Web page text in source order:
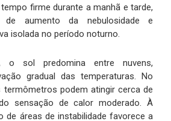
firme durante a manhã e tarde,
aumento da nebulosidade e
isolada no período noturno.
o sol predomina entre nuvens,
gradual das temperaturas. No
termômetros podem atingir cerca de
sensação de calor moderado. À
de áreas de instabilidade favorece a